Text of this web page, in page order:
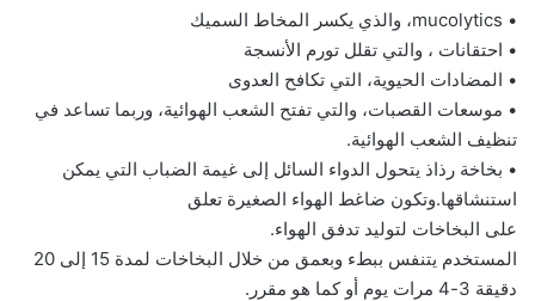
• mucolytics، والذي يكسر المخاط السميك
• احتقانات ، والتي تقلل تورم الأنسجة
• المضادات الحيوية، التي تكافح العدوى
• موسعات القصبات، والتي تفتح الشعب الهوائية، وربما تساعد في
تنظيف الشعب الهوائية.
• بخاخة رذاذ يتحول الدواء السائل إلى غيمة الضباب التي يمكن
استنشاقها.وتكون ضاغط الهواء الصغيرة تعلق
على البخاخات لتوليد تدفق الهواء.
المستخدم يتنفس ببطء وبعمق من خلال البخاخات لمدة 15 إلى 20
دقيقة 3-4 مرات يوم أو كما هو مقرر.